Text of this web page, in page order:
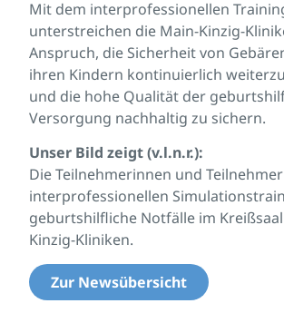
Mit dem interprofessionellen
unterstreichen die Main-Kinzig-
Anspruch, die Sicherheit von
ihren Kindern kontinuierlich
und die hohe Qualität der
Versorgung nachhaltig zu sichern.
Unser Bild zeigt (v.l.n.r.):
Die Teilnehmerinnen und
interprofessionellen
geburtshilfliche Notfälle im
Kinzig-Kliniken.
Zur Newsübersicht